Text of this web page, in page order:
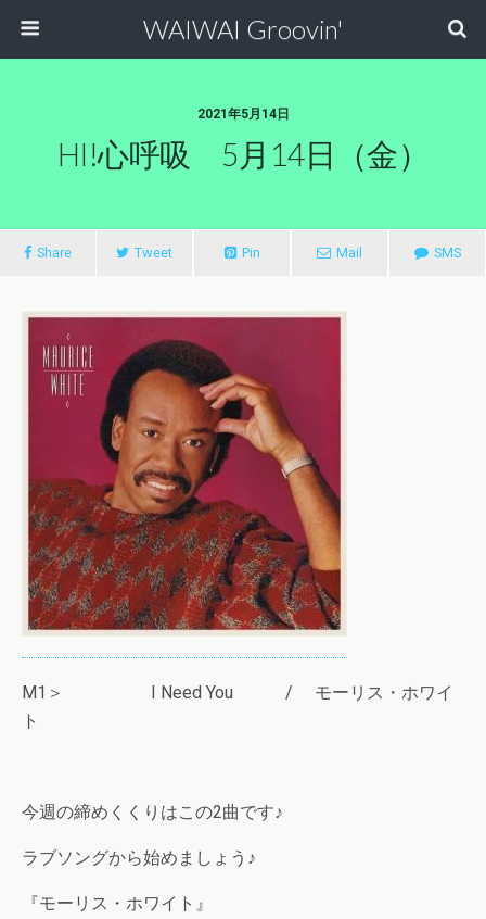
WAIWAI Groovin'
2021年5月14日
HI!心呼吸 5月14日（金）
Share Tweet Pin Mail SMS
M1＞ I Need You / モーリス・ホワイ
ト
今週の締めくくりはこの2曲です♪
ラブソングから始めましょう♪
『モーリス・ホワイト』